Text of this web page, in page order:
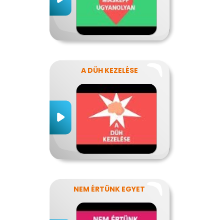
A DÜH KEZELÉSE
NEM ÉRTÜNK EGYET